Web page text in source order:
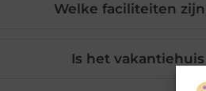
Welke faciliteiten
Is het